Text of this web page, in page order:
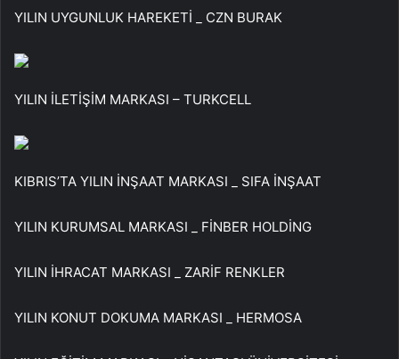
YILIN UYGUNLUK HAREKETİ _ CZN BURAK
YILIN İLETİŞİM MARKASI – TURKCELL
KIBRIS’TA YILIN İNŞAAT MARKASI _ SIFA İNŞAAT
YILIN KURUMSAL MARKASI _ FİNBER HOLDİNG
YILIN İHRACAT MARKASI _ ZARİF RENKLER
YILIN KONUT DOKUMA MARKASI _ HERMOSA